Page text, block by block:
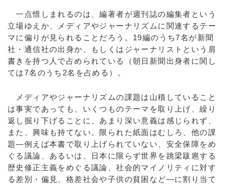
一点惜しまれるのは、編著者が週刊誌の編集者という
立場ゆえか、メディアやジャーナリズムに関連するテー
マに偏りが見られることだろう。19編のうち7名が新聞
社・通信社の出身か、もしくはジャーナリストという肩
書きを持つ人で占められている（朝日新聞出身者に関し
ては7名のうち2名を占める）。
メディアやジャーナリズムの課題は山積していること
は事実であっても、いくつものテーマを取り上げ、繰り
返し掘り下げることに、あまり深い意義は感じられず、
また、興味も持てない。限られた紙面はむしろ、他の課
題―例えば本書で取り上げられていない、安全保障をめ
ぐる議論、あるいは、日本に限らず世界を跳梁跋扈する
歴史修正主義をめぐる議論、社会的マイノリティに対す
る差別・偏見、格差社会や子供の貧困など―に割り当て